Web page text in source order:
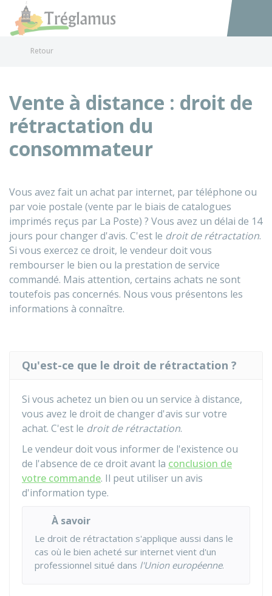
Accéder
Retour
Vente à distance : droit de
rétractation du
consommateur
Vous avez fait un achat par internet, par téléphone ou
par voie postale (vente par le biais de catalogues
imprimés reçus par La Poste) ? Vous avez un délai de 14
jours pour changer d'avis. C'est le droit de rétractation.
Si vous exercez ce droit, le vendeur doit vous
rembourser le bien ou la prestation de service
commandé. Mais attention, certains achats ne sont
toutefois pas concernés. Nous vous présentons les
informations à connaître.
Qu'est-ce que le droit de rétractation ?
Si vous achetez un bien ou un service à distance,
vous avez le droit de changer d'avis sur votre
achat. C'est le droit de rétractation.
Le vendeur doit vous informer de l'existence ou
de l'absence de ce droit avant la conclusion de
votre commande. Il peut utiliser un avis
d'information type.
À savoir
Le droit de rétractation s'applique aussi dans le
cas où le bien acheté sur internet vient d'un
professionnel situé dans l'Union européenne.